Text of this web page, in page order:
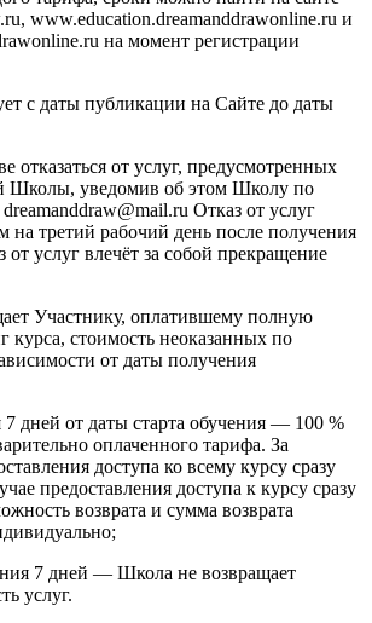
www.education.dreamanddrawonline.ru и
на момент регистрации
с даты публикации на Сайте до даты
отказаться от услуг, предусмотренных
Школы, уведомив об этом Школу по
Отказ от услуг
на третий рабочий день после получения
от услуг влечёт за собой прекращение
Участнику, оплатившему полную
курса, стоимость неоказанных по
от даты получения
7 дней от даты старта обучения — 100 %
оплаченного тарифа. За
доступа ко всему курсу сразу
предоставления доступа к курсу сразу
возврата и сумма возврата
7 дней — Школа не возвращает
услуг.